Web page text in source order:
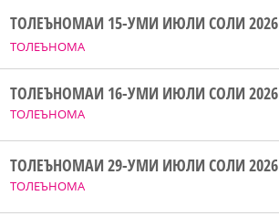
ТОЛЕЪНОМА
ТОЛЕЪНОМАИ 15-УМИ ИЮЛИ СОЛИ 2026
ТОЛЕЪНОМА
ТОЛЕЪНОМАИ 16-УМИ ИЮЛИ СОЛИ 2026
ТОЛЕЪНОМА
ТОЛЕЪНОМАИ 29-УМИ ИЮЛИ СОЛИ 2026